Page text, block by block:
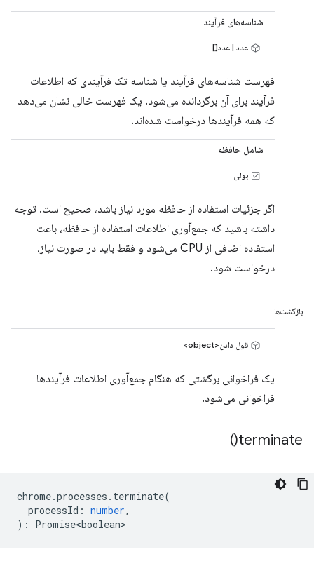
شناسه‌های فرآیند
عدد | عدد[]
فهرست شناسه‌های فرآیند یا شناسه تک فرآیندی که اطلاعات
فرآیند برای آن برگردانده می‌شود. یک فهرست خالی نشان می‌دهد
که همه فرآیندها درخواست شده‌اند.
شامل حافظه
بولی
اگر جزئیات استفاده از حافظه مورد نیاز باشد، صحیح است. توجه
داشته باشید که جمع‌آوری اطلاعات استفاده از حافظه، باعث
استفاده اضافی از CPU می‌شود و فقط باید در صورت نیاز،
درخواست شود.
بازگشت‌ها
قول دادن<object>
یک فراخوانی برگشتی که هنگام جمع‌آوری اطلاعات فرآیندها
فراخوانی می‌شود.
terminate(
)
chrome.processes . terminate(
processId : number,
) : Promise<boolean>